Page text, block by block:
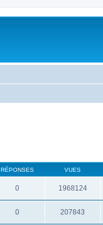
RÉPONSES VUES
0 1968124
0 207843